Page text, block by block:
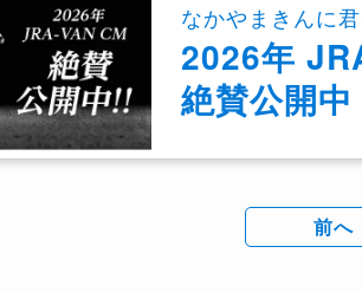
なかやまきんに
2026年
絶賛公開中
前へ